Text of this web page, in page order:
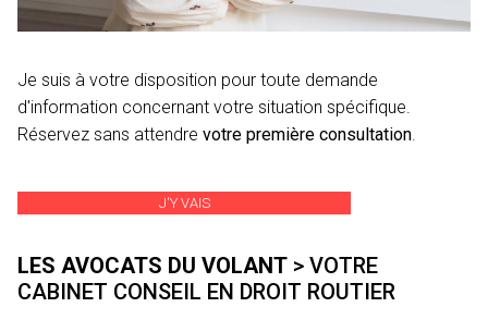
Je suis à votre disposition pour toute demande
d'information concernant votre situation spécifique.
Réservez sans attendre votre première consultation.
J'Y VAIS
LES AVOCATS DU VOLANT > VOTRE
CABINET CONSEIL EN DROIT ROUTIER